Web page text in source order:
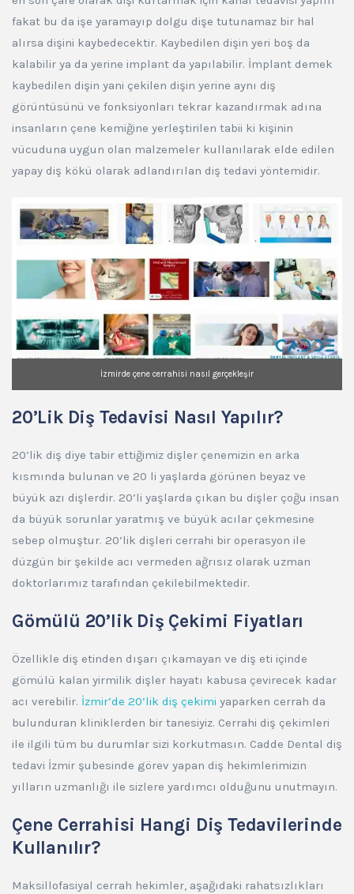
fakat bu da işe yaramayıp dolgu dişe tutunamaz bir hal
alırsa dişini kaybedecektir. Kaybedilen dişin yeri boş da
kalabilir ya da yerine implant da yapılabilir. İmplant demek
kaybedilen dişin yani çekilen dişin yerine aynı diş
görüntüsünü ve fonksiyonları tekrar kazandırmak adına
insanların çene kemiğine yerleştirilen tabii ki kişinin
vücuduna uygun olan malzemeler kullanılarak elde edilen
yapay diş kökü olarak adlandırılan diş tedavi yöntemidir.
İzmirde çene cerrahisi nasıl gerçekleşir
20’Lik Diş Tedavisi Nasıl Yapılır?
20’lik diş diye tabir ettiğimiz dişler çenemizin en arka
kısmında bulunan ve 20 li yaşlarda görünen beyaz ve
büyük azı dişlerdir. 20’li yaşlarda çıkan bu dişler çoğu insan
da büyük sorunlar yaratmış ve büyük acılar çekmesine
sebep olmuştur. 20’lik dişleri cerrahi bir operasyon ile
düzgün bir şekilde acı vermeden ağrısız olarak uzman
doktorlarımız tarafından çekilebilmektedir.
Gömülü 20’lik Diş Çekimi Fiyatları
Özellikle diş etinden dışarı çıkamayan ve diş eti içinde
gömülü kalan yirmilik dişler hayatı kabusa çevirecek kadar
acı verebilir. İzmir’de 20’lik diş çekimi yaparken cerrah da
bulunduran kliniklerden bir tanesiyiz. Cerrahi diş çekimleri
ile ilgili tüm bu durumlar sizi korkutmasın. Cadde Dental diş
tedavi İzmir şubesinde görev yapan diş hekimlerimizin
yılların uzmanlığı ile sizlere yardımcı olduğunu unutmayın.
Çene Cerrahisi Hangi Diş Tedavilerinde
Kullanılır?
Maksillofasiyal cerrah hekimler, aşağıdaki rahatsızlıkları